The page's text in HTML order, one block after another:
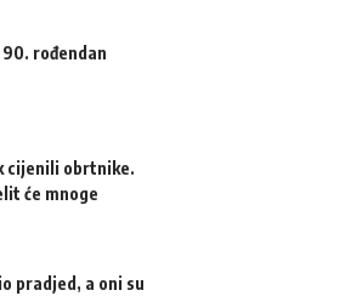
rođendan
cijenili obrtnike.
će mnoge
pradjed, a oni su